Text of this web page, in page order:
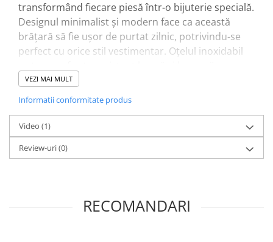
transformând fiecare piesă într-o bijuterie specială.
Designul minimalist și modern face ca această
brățară să fie ușor de purtat zilnic, potrivindu-se
perfect cu orice stil vestimentar. Oțelul inoxidabil
păstrându-și aspectul frumos în timp.
Brățara este realizată cu
Sistemul de închidere cu
permite
ajustarea ușoară, astfel încât brățara să se
potrivească perfect pe orice încheietură.
Perfectă pentrucadouri aniversare, zi de naștere,
VEZI MAI MULT
Informatii conformitate produs
Video (1)
Review-uri(0)
RECOMANDARI